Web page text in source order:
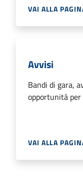
VAI ALLA
Avvisi
Bandi di gara,
opportunità
VAI ALLA